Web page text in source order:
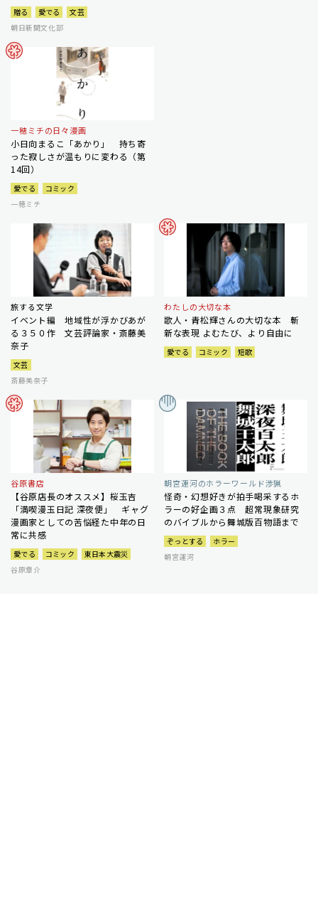
贈る 愛でる
文芸
朝日新聞文化部
一穂ミチの日々漫画
小日向まるこ「あかり」 持ち寄
った寂しさが温もりに変わる（第
14回）
愛でる
コミック
一穂ミチ
旅する文学
イベント編 地域性が浮かびあが
る３５０作 文芸評論家・斎藤美
奈子
文芸
斎藤美奈子
わたしの大切な本
歌人・青松輝さんの大切な本 斬
新な表現 よむたび、より自由に
愛でる コミック 短歌
谷原書店
【谷原店長のオススメ】桜玉吉
「満喫漫玉日記 深夜便」 ギャグ
漫画家としての苦悩経た中年の日
常に共感
愛でる コミック
東日本大震災
谷原章介
朝宮運河のホラーワールド渉猟
怪奇・幻想好きが拍手喝采するホ
ラーの好企画３点 超常現象研究
のバイブルから舞城版百物語まで
ぞっとする
ホラー
朝宮運河